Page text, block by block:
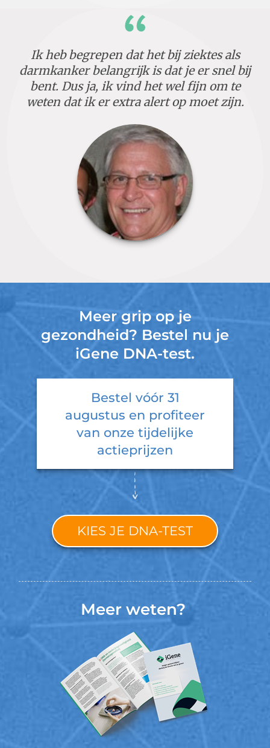
Ik heb begrepen dat het bij ziektes als
darmkanker belangrijk is dat je er snel bij
bent. Dus ja, ik vind het wel fijn om te
weten dat ik er extra alert op moet zijn.
Meer grip op je
gezondheid? Bestel nu je
iGene DNA-test.
Bestel vóór 31
augustus en profiteer
van onze tijdelijke
actieprijzen
KIES JE DNA-TEST
Meer weten?